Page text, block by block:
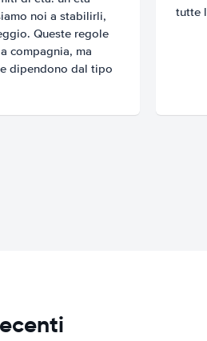
noi a stabilirli,
Queste regole
compagnia, ma
dipendono dal tipo
tutte